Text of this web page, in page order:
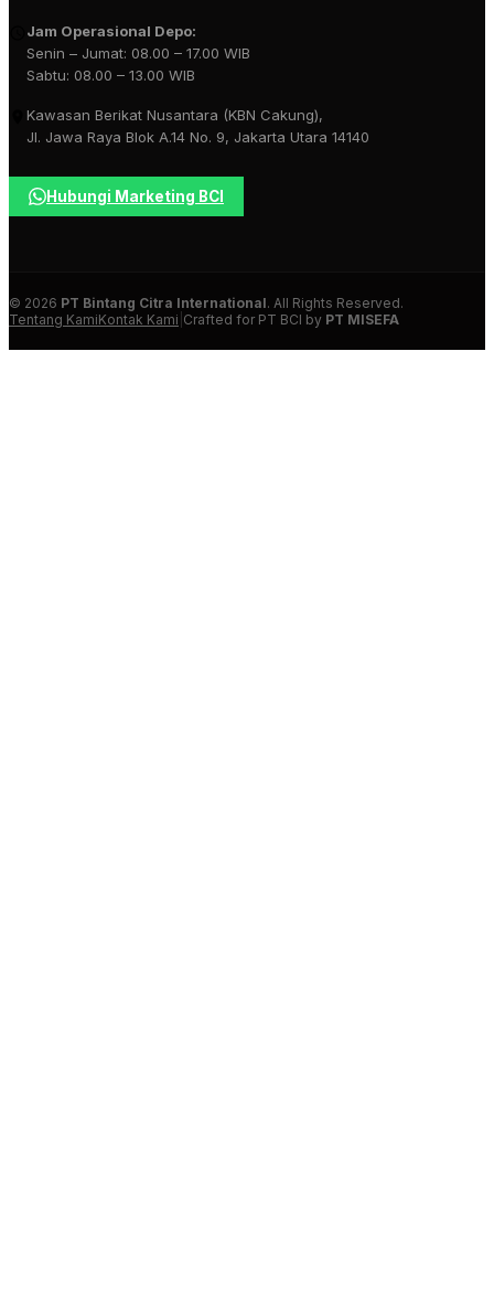
Jam Operasional Depo:
Senin – Jumat: 08.00 – 17.00 WIB
Sabtu: 08.00 – 13.00 WIB
Kawasan Berikat Nusantara (KBN Cakung),
Jl. Jawa Raya Blok A.14 No. 9, Jakarta Utara 14140
Hubungi Marketing BCI
© 2026 PT Bintang Citra International. All Rights Reserved.
Tentang KamiKontak Kami Crafted for PT BCI by PT MISEFA